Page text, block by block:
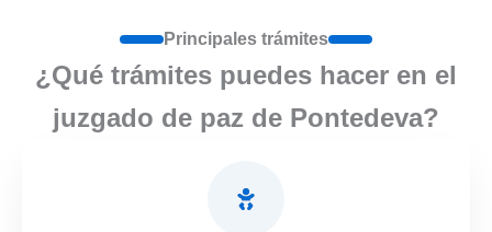
Principales trámites
¿Qué trámites puedes hacer en el
juzgado de paz de Pontedeva?